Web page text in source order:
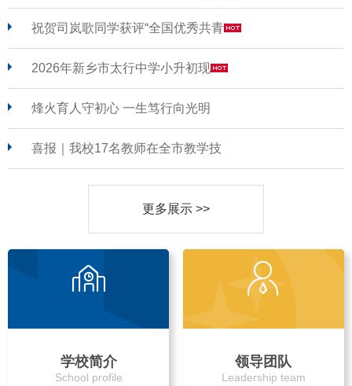
祝贺司岚歌同学获评“全国优秀共青
2026年新乡市太行中学小升初现
烽火育人守初心 一生笃行向光明
喜报｜我校17名教师在全市教学技
更多展示 >>
学校简介
School profile
领导团队
Leadership team